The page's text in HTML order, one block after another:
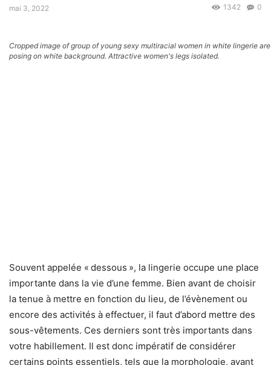
mai 3, 2022 0
1342
Cropped image of group of young sexy multiracial women in white lingerie are
posing on white background. Attractive women's legs isolated.
Souvent appelée « dessous », la lingerie occupe une place
importante dans la vie d’une femme. Bien avant de choisir
la tenue à mettre en fonction du lieu, de l’évènement ou
encore des activités à effectuer, il faut d’abord mettre des
sous-vêtements. Ces derniers sont très importants dans
votre habillement. Il est donc impératif de considérer
certains points essentiels, tels que la morphologie, avant